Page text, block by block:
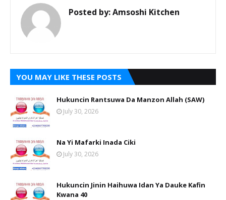
Posted by:Amsoshi Kitchen
YOU MAY LIKE THESE POSTS
Hukuncin Rantsuwa Da Manzon Allah (SAW)
July 30, 2026
Na Yi Mafarki Inada Ciki
July 30, 2026
Hukuncin Jinin Haihuwa Idan Ya Dauke Kafin
Kwana 40